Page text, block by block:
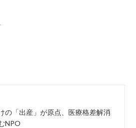
の「出産」が原点、医療格差解消
NPO